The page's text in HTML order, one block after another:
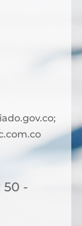
50 -